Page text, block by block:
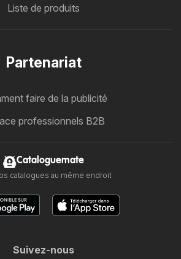
Liste de produits
Partenariat
faire de la publicité
professionnels B2B
Cataloguemate
catalogues au même endroit
Suivez-nous